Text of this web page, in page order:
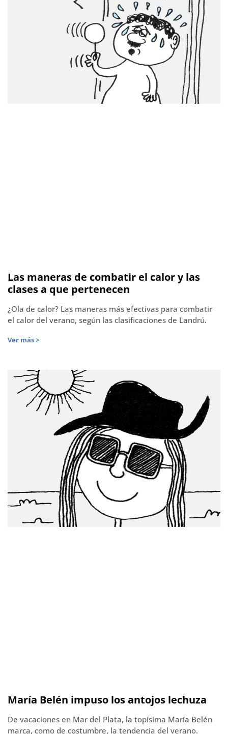
Las maneras de combatir el calor y las
clases a que pertenecen
¿Ola de calor? Las maneras más efectivas para combatir
el calor del verano, según las clasificaciones de Landrú.
Ver más >
María Belén impuso los antojos lechuza
De vacaciones en Mar del Plata, la topísima María Belén
marca, como de costumbre, la tendencia del verano.